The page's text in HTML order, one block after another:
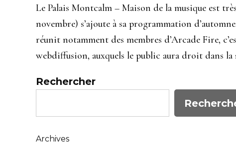
Le Palais Montcalm – Maison de la musique est
novembre) s’ajoute à sa programmation
réunit notamment des membres d’Arcade Fire,
webdiffusion, auxquels le public aura droit dans la
Rechercher
Archives